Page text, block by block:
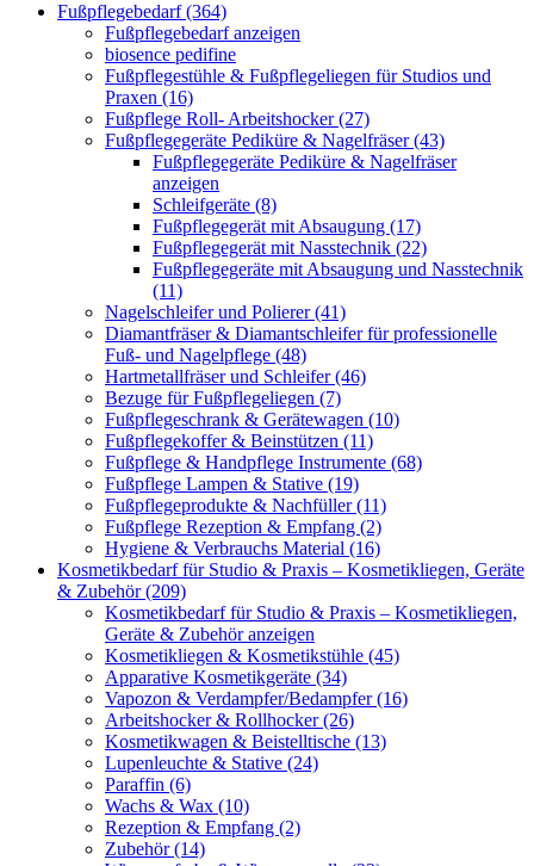
Fußpflegebedarf (364)
Fußpflegebedarf anzeigen
biosence pedifine
Fußpflegestühle & Fußpflegeliegen für Studios und
Praxen (16)
Fußpflege Roll- Arbeitshocker (27)
Fußpflegegeräte Pediküre & Nagelfräser (43)
Fußpflegegeräte Pediküre & Nagelfräser
anzeigen
Schleifgeräte (8)
Fußpflegegerät mit Absaugung (17)
Fußpflegegerät mit Nasstechnik (22)
Fußpflegegeräte mit Absaugung und Nasstechnik
(11)
Nagelschleifer und Polierer (41)
Diamantfräser & Diamantschleifer für professionelle
Fuß- und Nagelpflege (48)
Hartmetallfräser und Schleifer (46)
Bezuge für Fußpflegeliegen (7)
Fußpflegeschrank & Gerätewagen (10)
Fußpflegekoffer & Beinstützen (11)
Fußpflege & Handpflege Instrumente (68)
Fußpflege Lampen & Stative (19)
Fußpflegeprodukte & Nachfüller (11)
Fußpflege Rezeption & Empfang (2)
Hygiene & Verbrauchs Material (16)
Kosmetikbedarf für Studio & Praxis – Kosmetikliegen, Geräte
& Zubehör (209)
Kosmetikbedarf für Studio & Praxis – Kosmetikliegen,
Geräte & Zubehör anzeigen
Kosmetikliegen & Kosmetikstühle (45)
Apparative Kosmetikgeräte (34)
Vapozon & Verdampfer/Bedampfer (16)
Arbeitshocker & Rollhocker (26)
Kosmetikwagen & Beistelltische (13)
Lupenleuchte & Stative (24)
Paraffin (6)
Wachs & Wax (10)
Rezeption & Empfang (2)
Zubehör (14)